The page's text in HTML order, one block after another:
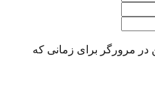
در مرورگر برای زمانی که